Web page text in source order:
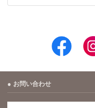
お問い合わせ